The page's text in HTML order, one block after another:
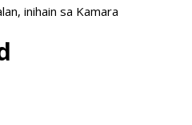
inihain sa Kamara